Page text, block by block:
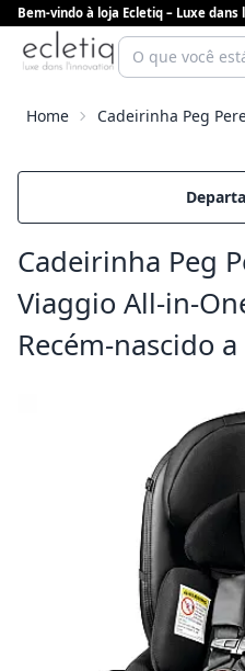
Bem-vindo à loja Ecletiq – Luxe dans
Home Cadeirinha Peg
Cadeirinha Peg
Viaggio All-in-
Recém-nascido